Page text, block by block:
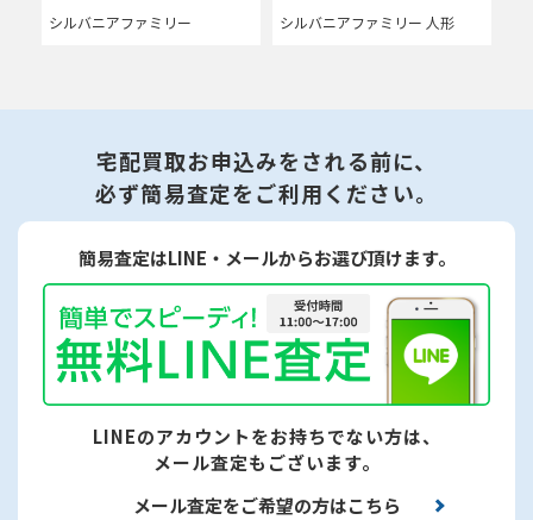
シルバニアファミリー シルバニアファミリー 人形
宅配買取お申込みをされる前に、
必ず簡易査定をご利用ください。
簡易査定はLINE・メールからお選び頂けます。
LINEのアカウントをお持ちでない方は、
メール査定もございます。
メール査定をご希望の方はこちら